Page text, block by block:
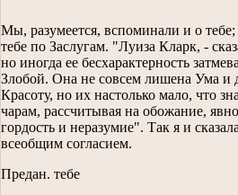
Мы, разумеется, вспоминали и о
тебе по Заслугам. "Луиза Кларк, -
но иногда ее бесхарактерность
Злобой. Она не совсем лишена Ума и
Красоту, но их настолько мало, что
чарам, рассчитывая на обожание,
гордость и неразумие". Так я и
всеобщим согласием.
Предан. тебе